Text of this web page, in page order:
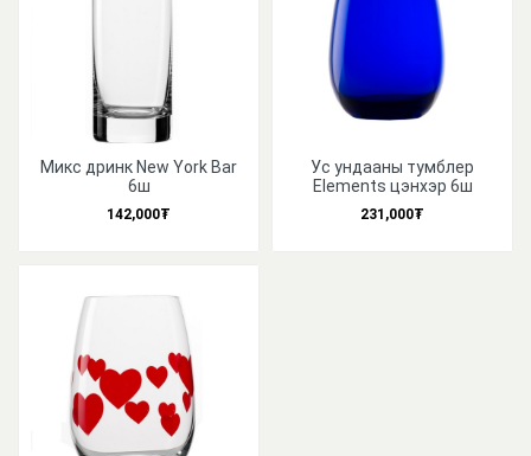
Микс дринк New York Bar
6ш
142,000₮
Ус ундааны тумблер
Elements цэнхэр 6ш
231,000₮